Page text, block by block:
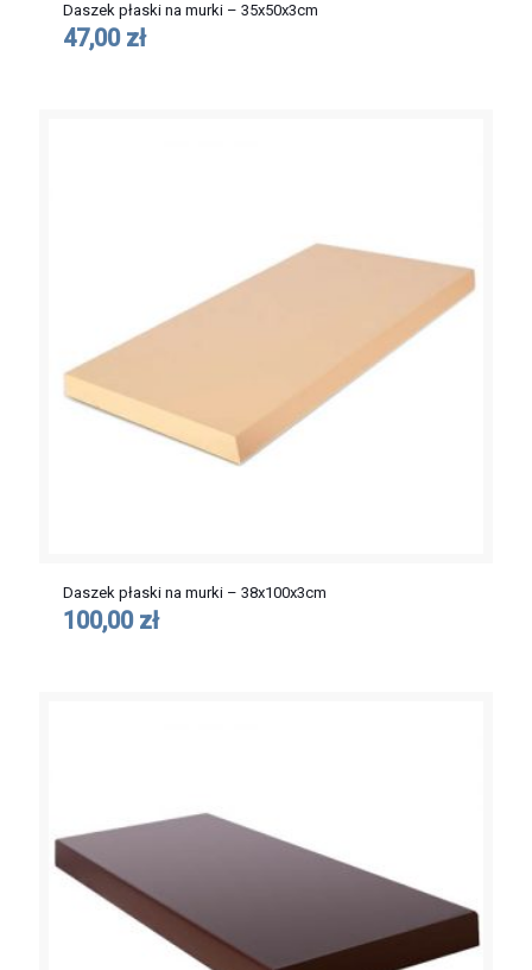
Daszek płaski na murki – 35x50x3cm
47,00 zł
Daszek płaski na murki – 38x100x3cm
100,00 zł